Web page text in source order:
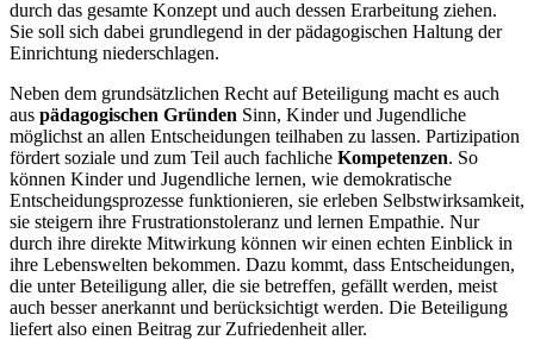
durch das gesamte Konzept und auch dessen Erarbeitung ziehen.
Sie soll sich dabei grundlegend in der pädagogischen Haltung der
Einrichtung niederschlagen.
Neben dem grundsätzlichen Recht auf Beteiligung macht es auch
aus pädagogischen Gründen Sinn, Kinder und Jugendliche
möglichst an allen Entscheidungen teilhaben zu lassen. Partizipation
fördert soziale und zum Teil auch fachliche Kompetenzen. So
können Kinder und Jugendliche lernen, wie demokratische
Entscheidungsprozesse funktionieren, sie erleben Selbstwirksamkeit,
sie steigern ihre Frustrationstoleranz und lernen Empathie. Nur
durch ihre direkte Mitwirkung können wir einen echten Einblick in
ihre Lebenswelten bekommen. Dazu kommt, dass Entscheidungen,
die unter Beteiligung aller, die sie betreffen, gefällt werden, meist
auch besser anerkannt und berücksichtigt werden. Die Beteiligung
liefert also einen Beitrag zur Zufriedenheit aller.